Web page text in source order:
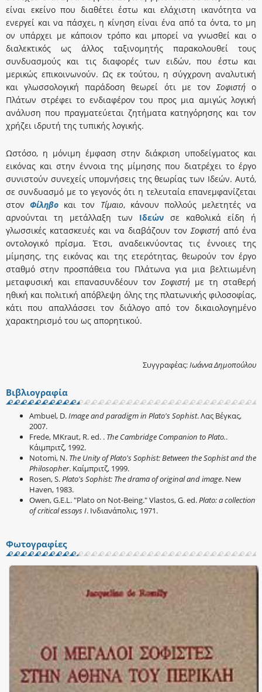
είναι εκείνο που διαθέτει έστω και ελάχιστη ικανότητα να
ενεργεί και να πάσχει, η κίνηση είναι ένα από τα όντα, το μη
ον υπάρχει με κάποιον τρόπο και μπορεί να γνωσθεί και ο
διαλεκτικός ως άλλος ταξινομητής παρακολουθεί τους
συνδυασμούς και τις διαφορές των ειδών, που έστω και
μερικώς επικοινωνούν. Ως εκ τούτου, η σύγχρονη αναλυτική
και γλωσσολογική παράδοση θεωρεί ότι με τον Σοφιστήο
Πλάτων στρέφει το ενδιαφέρον του προς μια αμιγώς λογική
ανάλυση που πραγματεύεται ζητήματα κατηγόρησης και τον
χρήζει ιδρυτή της τυπικής λογικής.
Ωστόσο, η μόνιμη έμφαση στην διάκριση υποδείγματος και
εικόνας και στην έννοια της μίμησης που διατρέχει το έργο
συνιστούν συνεχείς υπομνήσεις της θεωρίας των Ιδεών. Αυτό,
σε συνδυασμό με το γεγονός ότι η τελευταία επανεμφανίζεται
στονΦίληβο και τον Τίμαιο, κάνουν πολλούς μελετητές να
αρνούνται τη μετάλλαξη των Ιδεών σε καθολικά είδη ή
γλωσσικές κατασκευές και να διαβάζουν τον Σοφιστή από ένα
οντολογικό πρίσμα. Έτσι, αναδεικνύοντας τις έννοιες της
μίμησης, της εικόνας και της ετερότητας, θεωρούν τον έργο
σταθμό στην προσπάθεια του Πλάτωνα για μια βελτιωμένη
μεταφυσική και επανασυνδέουν τον Σοφιστή με τη σταθερή
ηθική και πολιτική απόβλεψη όλης της πλατωνικής φιλοσοφίας,
κάτι που απαλλάσσει τον διάλογο από τον δικαιολογημένο
χαρακτηρισμό του ως απορητικού.
Συγγραφέας:Ιωάννα Δημοπούλου
Βιβλιογραφία
Ambuel, D.Image and paradigm in Plato's Sophist. Λας Βέγκας,
2007.
Frede, MKraut, R. ed. . The Cambridge Companion to Plato..
Κάιμπριτζ, 1992.
Notomi, N. The Unity of Plato's Sophist: Between the Sophist and the
Philosopher. Καίμπριτζ, 1999.
Rosen, S.Plato's Sophist: The drama of original and image. New
Haven, 1983.
Owen, G.E.L. "Plato on Not-Being." Vlastos, G. ed.Plato: a collection
of critical essays I. Ινδιανάπολις, 1971.
Φωτογραφίες